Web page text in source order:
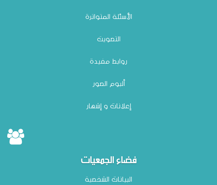
الأسئلة المتواترة
التصويت
روابط مفيدة
ألبوم الصور
إعلانات و إشهار
فضاء الجمعيات
البيانات الشخصية